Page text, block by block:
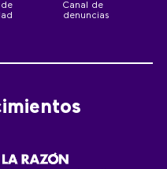
Canal de
denuncias